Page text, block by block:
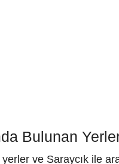
Bulunan
ve Saraycık ile